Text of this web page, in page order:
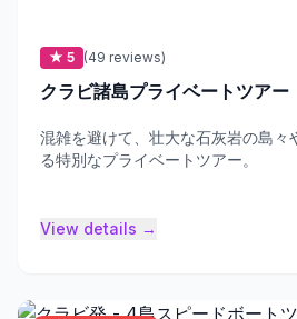
★ 5 (49 reviews)
クラビ諸島プライベートツアー
混雑を避けて、壮大な石灰岩の島々
る特別なプライベートツアー。
View details →